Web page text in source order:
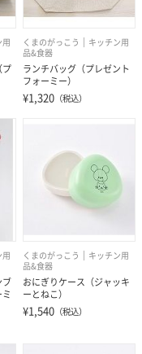
用
プ
くまのがっこう
キッチン用
品&食器
ランチバッグ（プレゼント
フォーミー）
¥1,320 （税込）
用
ブ
くまのがっこう
キッチン用
品&食器
おにぎりケース（ジャッキ
ーとねこ）
¥1,540 （税込）